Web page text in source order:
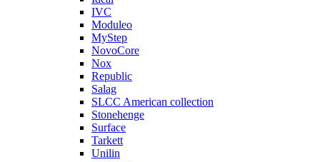
IVC
Moduleo
MyStep
NovoCore
Nox
Republic
Salag
SLCC American collection
Stonehenge
Surface
Tarkett
Unilin